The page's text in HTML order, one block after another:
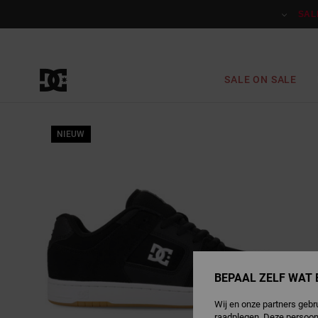
SALE ON SALE
NIEUW
BEPAAL ZELF WAT
Wij en onze partners